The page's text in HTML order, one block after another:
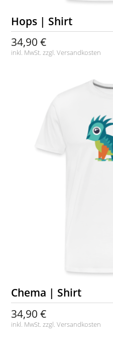
Hops | Shirt
34,90 €
inkl. MwSt. zzgl.Versandkosten
Chema | Shirt
34,90 €
inkl. MwSt. zzgl.Versandkosten